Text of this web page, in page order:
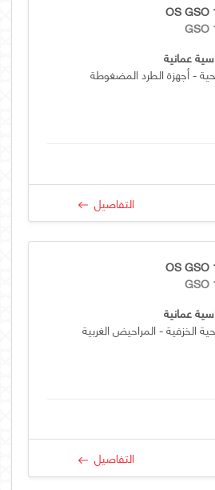
OS GSO
GSO
عمانية
- أجهزة الطرد المضغوطة
التفاصيل
OS GSO
GSO
عمانية
الخزفية - المراحيض الغربية
التفاصيل